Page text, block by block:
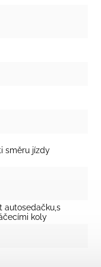
směru jízdy
autosedačku,s
koly